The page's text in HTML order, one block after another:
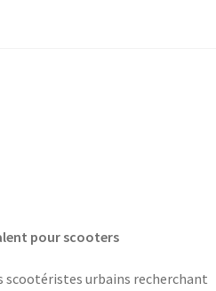
pour scooters
scootéristes urbains recherchant